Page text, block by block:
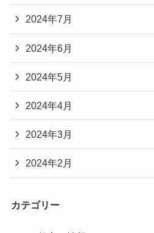
2024年7月
2024年6月
2024年5月
2024年4月
2024年3月
2024年2月
カテゴリー